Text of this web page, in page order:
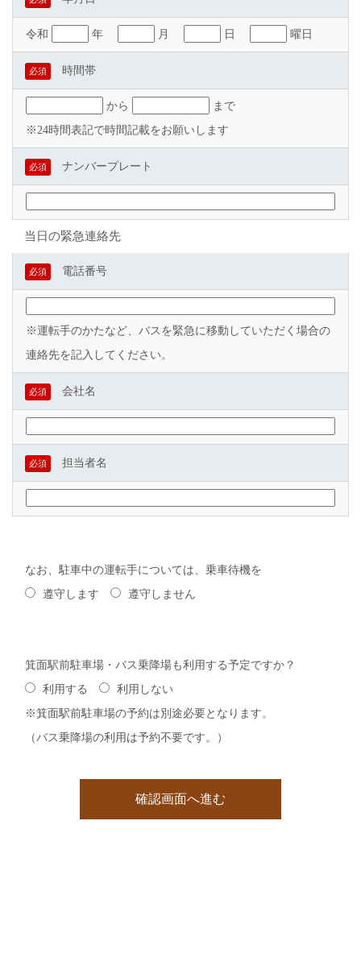
令和 年 月 日 曜日
必須 時間帯
から
まで
※24時間表記で時間記載をお願いします
必須 ナンバープレート
当日の緊急連絡先
必須 電話番号
※運転手のかたなど、バスを緊急に移動していただく場合の
連絡先を記入してください。
必須 会社名
必須 担当者名
なお、駐車中の運転手については、乗車待機を
遵守します
遵守しません
箕面駅前駐車場・バス乗降場も利用する予定ですか？
利用する
利用しない
※箕面駅前駐車場の予約は別途必要となります。
（バス乗降場の利用は予約不要です。）